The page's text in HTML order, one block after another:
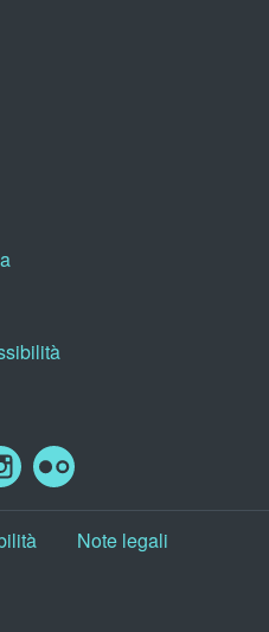
Note legali